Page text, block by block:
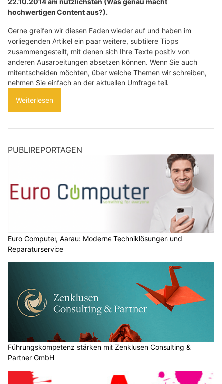
hochwertigen Content aus?).
Gerne greifen wir diesen Faden wieder auf und haben im
vorliegenden Artikel ein paar weitere, subtilere Tipps
zusammengestellt, mit denen sich Ihre Texte positiv von
anderen Ausarbeitungen absetzen können. Wenn Sie auch
mitentscheiden möchten, über welche Themen wir schreiben,
nehmen Sie einfach an der aktuellen Umfrage teil.
Weiterlesen
PUBLIREPORTAGEN
Euro Computer, Aarau: Moderne Techniklösungen und
Reparaturservice
Führungskompetenz stärken mit Zenklusen Consulting &
Partner GmbH